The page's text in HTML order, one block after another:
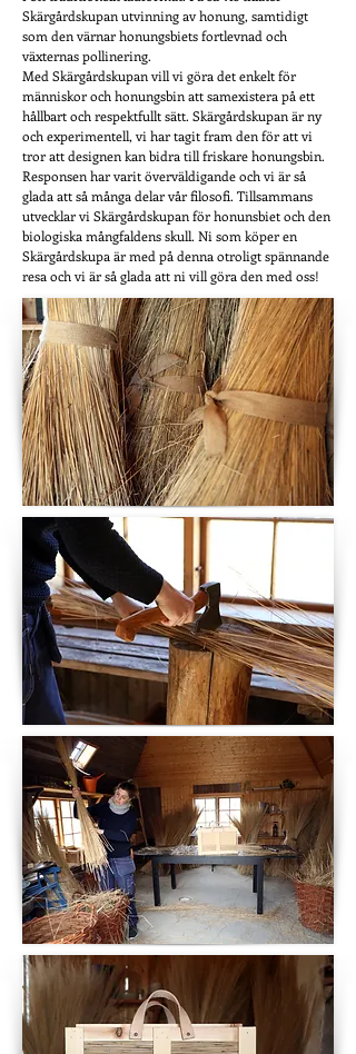
Skärgårdskupan utvinning av honung, samtidigt
som den värnar honungsbiets fortlevnad och
växternas pollinering.
Med Skärgårdskupan vill vi göra det enkelt för
människor och honungsbin att samexistera på ett
hållbart och respektfullt sätt. Skärgårdskupan är ny
och experimentell, vi har tagit fram den för att vi
tror att designen kan bidra till friskare honungsbin.
Responsen har varit överväldigande och vi är så
glada att så många delar vår filosofi. Tillsammans
utvecklar vi Skärgårdskupan för honunsbiet och den
biologiska mångfaldens skull. Ni som köper en
Skärgårdskupa är med på denna otroligt spännande
resa och vi är så glada att ni vill göra den med oss!